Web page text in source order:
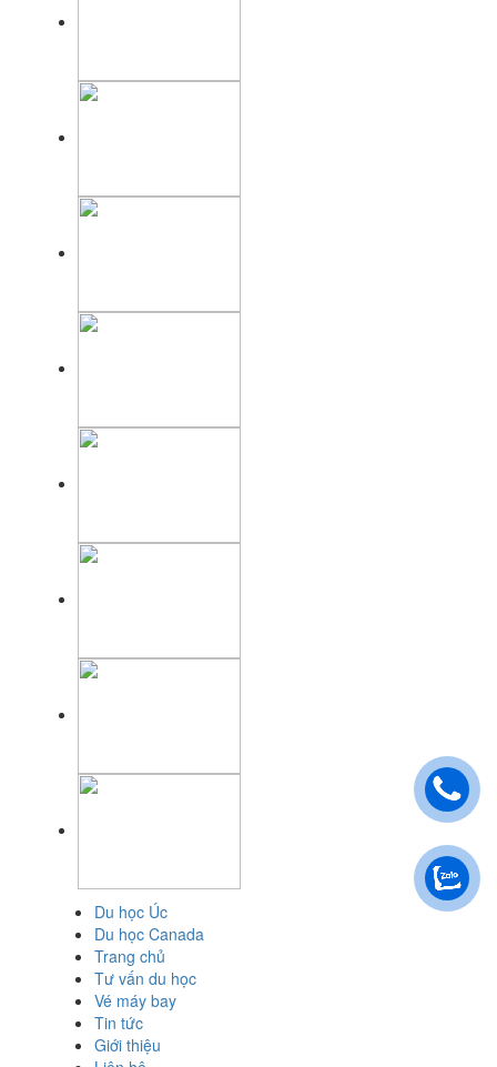
Du học Úc
Du học Canada
Trang chủ
Tư vấn du học
Vé máy bay
Tin tức
Giới thiệu